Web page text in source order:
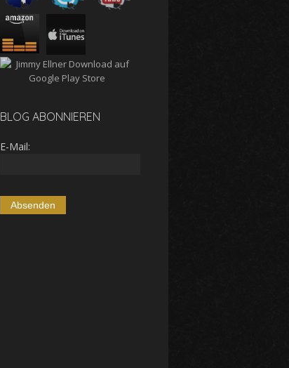
BLOG ABONNIEREN
E-Mail: